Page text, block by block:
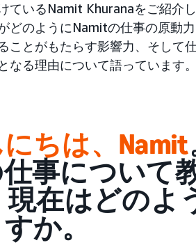
ているNamit Khuranaをご紹介
どのようにNamitの仕事の原動
ことがもたらす影響力、そして
なる理由について語っています。
ちは、Namit
事について
現在はどのよ
か。